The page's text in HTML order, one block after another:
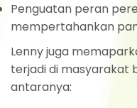
Penguatan peran
mempertahankan
Lenny juga
terjadi di masyarakat
antaranya: